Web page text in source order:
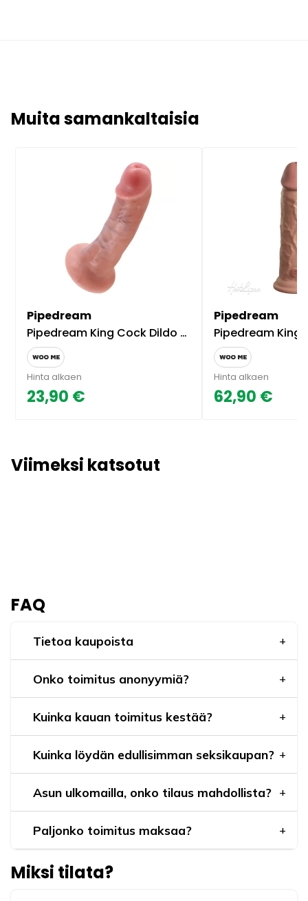
Muita samankaltaisia
Pipedream
Pipedream King Cock Dildo 6 Tuumaa
Hinta alkaen
23,90 €
Pipedream
Pipedream King Cock
Hinta alkaen
62,90 €
Viimeksi katsotut
FAQ
Tietoa kaupoista
Onko toimitus anonyymiä?
Kuinka kauan toimitus kestää?
Kuinka löydän edullisimman seksikaupan?
Asun ulkomailla, onko tilaus mahdollista?
Paljonko toimitus maksaa?
Miksi tilata?